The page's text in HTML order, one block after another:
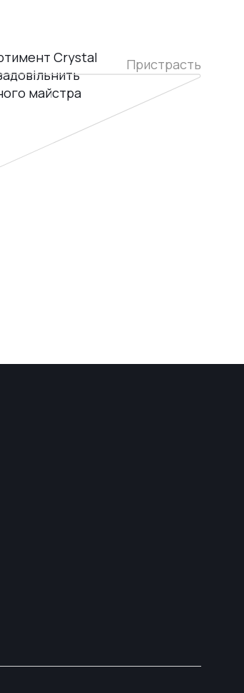
Crystal
майстра
Пристрасть